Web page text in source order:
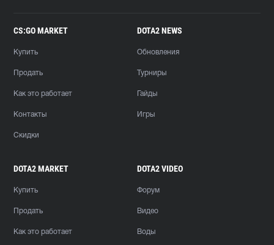
CS:GO MARKET
Купить
Продать
Как это работает
Контакты
Скидки
DOTA2 NEWS
Обновления
Турниры
Гайды
Игры
DOTA2 MARKET
Купить
Продать
Как это работает
DOTA2 VIDEO
Форум
Видео
Воды